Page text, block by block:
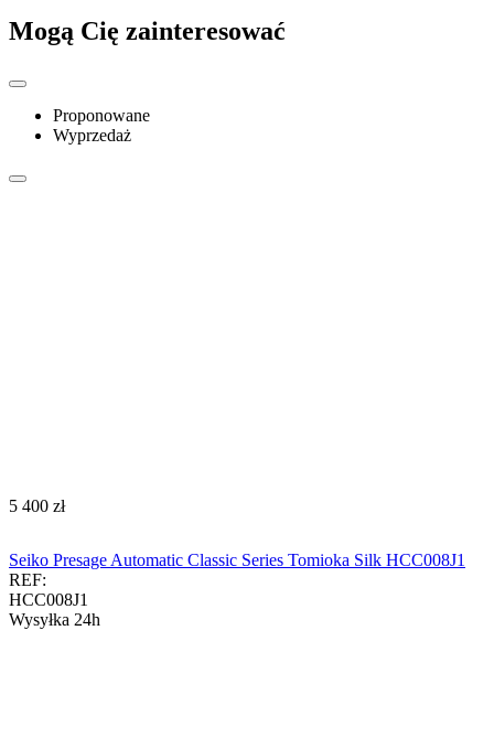
Mogą Cię zainteresować
Proponowane
Wyprzedaż
‍5 400‍ zł
Seiko Presage Automatic Classic Series Tomioka Silk HCC008J1
REF:
HCC008J1
Wysyłka 24h